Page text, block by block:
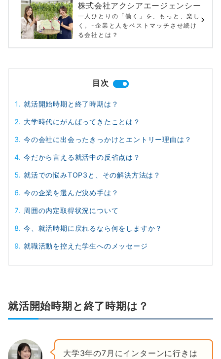
株式会社アクシアエージェンシー
一人ひとりの「働く」を、もっと、楽し
く。-企業と人をベストマッチさせ続け
る会社とは？
目次
就活開始時期と終了時期は？
大学時代にがんばってきたことは？
今の会社に出会ったきっかけとエントリー理由は？
今だから言える就活中の反省点は？
就活での悩みTOP3と、その解決方法は？
今の企業を選んだ決め手は？
周囲の内定取得状況について
今、就活時期に戻れるなら何をしますか？
就職活動を控えた学生へのメッセージ
就活開始時期と終了時期は？
大学3年の7月にインターンに行きは